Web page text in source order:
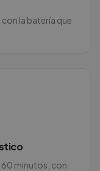
la batería que
60 minutos, con